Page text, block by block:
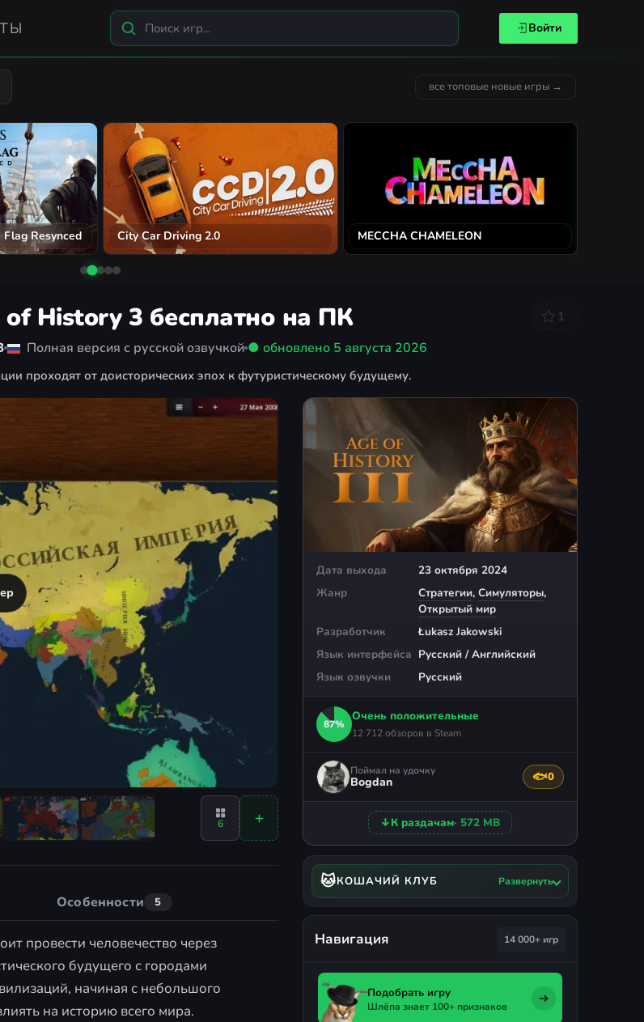
Войти
все топовые новые игры →
Resynced City Car Driving 2.0 MECCHA CHAMELEON
of History 3 бесплатно на ПК 1
Полная версия с русской озвучкой ● обновлено 5 августа 2026
проходят от доисторических эпох к футуристическому будущему.
Дата выхода
23 октября 2024
Жанр
Стратегии, Симуляторы,
Открытый мир
Разработчик
Łukasz Jakowski
Язык интерфейса Русский / Английский
Язык озвучки
Русский
87%
Очень положительные
12 712 обзоров в Steam
Поймал на удочку
Bogdan 🐟0
Поблагодарить
↓К раздачам· 572 MB
6
Особенности 5
провести человечество через
будущего с городами
начиная с небольшого
на историю всего мира.
🐱КОШАЧИЙ КЛУБ Развернуть
Навигация 14 000+ игр
Подобрать игру
Шлёпа знает 100+ признаков